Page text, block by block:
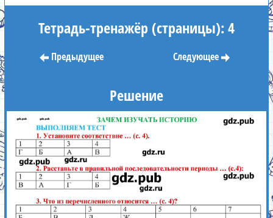
Тетрадь-тренажёр (страницы): 4
Предыдущее Следующее
Решение